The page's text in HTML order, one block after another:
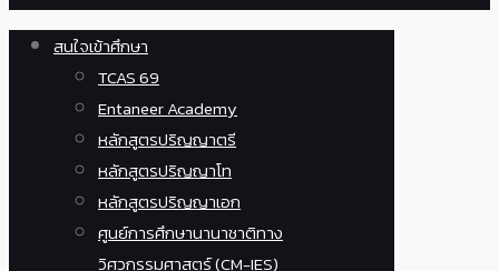
สนใจเข้าศึกษา
TCAS 69
Entaneer Academy
หลักสูตรปริญญาตรี
หลักสูตรปริญญาโท
หลักสูตรปริญญาเอก
ศูนย์การศึกษานานาชาติทาง
วิศวกรรมศาสตร์ (CM-IES)